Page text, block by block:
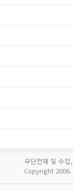
무단전재 및 수
Copyright 2006.